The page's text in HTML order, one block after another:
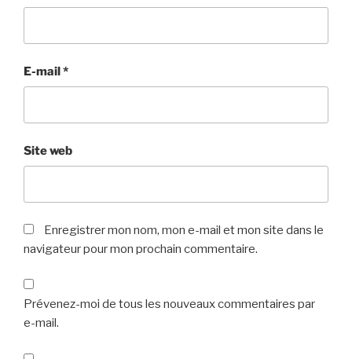
E-mail*
Site web
Enregistrer mon nom, mon e-mail et mon site dans le
navigateur pour mon prochain commentaire.
Prévenez-moi de tous les nouveaux commentaires par
e-mail.